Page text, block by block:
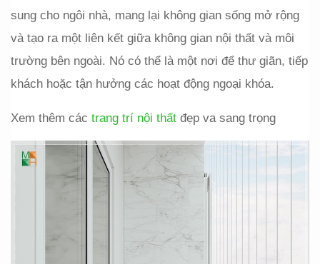
sung cho ngôi nhà, mang lại không gian sống mở rộng
và tạo ra một liên kết giữa không gian nội thất và môi
trường bên ngoài. Nó có thể là một nơi để thư giãn, tiếp
khách hoặc tận hưởng các hoạt động ngoại khóa.
Xem thêm các trang trí nội thất đẹp va sang trọng